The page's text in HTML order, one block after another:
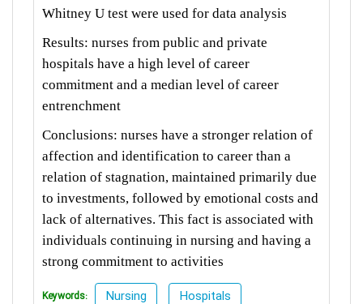
Whitney U test were used for data analysis
Results: nurses from public and private
hospitals have a high level of career
commitment and a median level of career
entrenchment
Conclusions: nurses have a stronger relation of
affection and identification to career than a
relation of stagnation, maintained primarily due
to investments, followed by emotional costs and
lack of alternatives. This fact is associated with
individuals continuing in nursing and having a
strong commitment to activities
Keywords: Nursing Hospitals